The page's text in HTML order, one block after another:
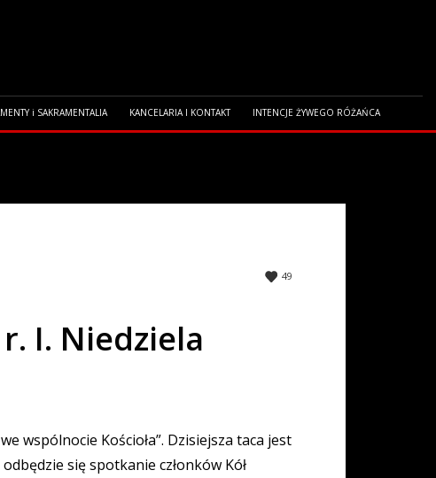
i SAKRAMENTALIA KANCELARIA I KONTAKT INTENCJE ŻYWEGO RÓŻAŃCA
49
I. Niedziela
wspólnocie Kościoła”. Dzisiejsza taca jest
się spotkanie członków Kół